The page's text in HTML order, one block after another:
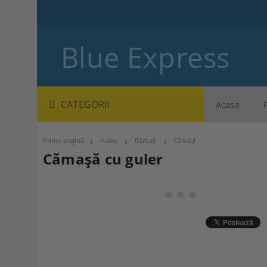
Blue Express
CATEGORII Acasa
Prima pagină Haine Bărbați Cămăși
Cămașă cu guler